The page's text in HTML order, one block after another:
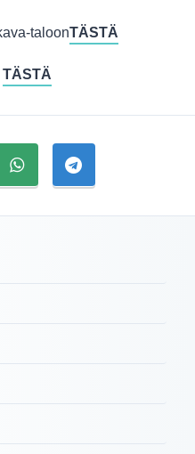
taloonTÄSTÄ
TÄSTÄ
Jaa WhatsAppissa
Jaa